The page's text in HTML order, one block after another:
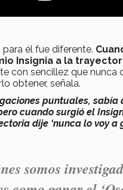
él fue diferente.
Insignia a la
con sencillez que nunca
obtener, señala.
puntuales, sabía
cuando surgió el
dije ‘nunca lo voy a
somos